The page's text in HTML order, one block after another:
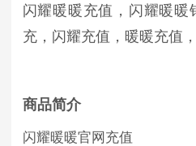
闪耀暖暖充值，闪耀暖暖
充，闪耀充值，暖暖充值
商品简介
闪耀暖暖官网充值